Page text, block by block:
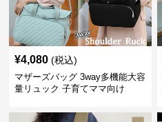
¥4,080 (税込)
マザーズバッグ 3way多機能大容
量リュック 子育てママ向け